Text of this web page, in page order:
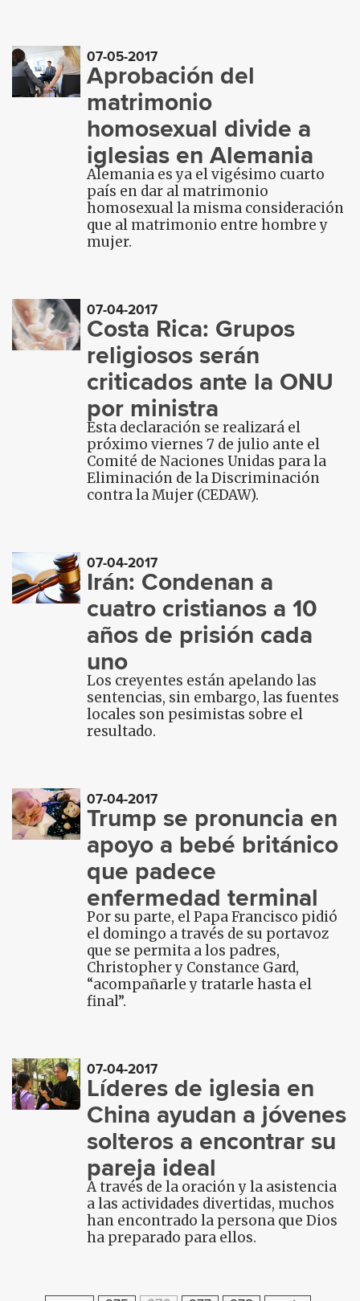
07-05-2017
Aprobación del
matrimonio
homosexual divide a
iglesias en Alemania
Alemania es ya el vigésimo cuarto
país en dar al matrimonio
homosexual la misma consideración
que al matrimonio entre hombre y
mujer.
07-04-2017
Costa Rica: Grupos
religiosos serán
criticados ante la ONU
por ministra
Esta declaración se realizará el
próximo viernes 7 de julio ante el
Comité de Naciones Unidas para la
Eliminación de la Discriminación
contra la Mujer (CEDAW).
07-04-2017
Irán: Condenan a
cuatro cristianos a 10
años de prisión cada
uno
Los creyentes están apelando las
sentencias, sin embargo, las fuentes
locales son pesimistas sobre el
resultado.
07-04-2017
Trump se pronuncia en
apoyo a bebé británico
que padece
enfermedad terminal
Por su parte, el Papa Francisco pidió
el domingo a través de su portavoz
que se permita a los padres,
Christopher y Constance Gard,
“acompañarle y tratarle hasta el
final”.
07-04-2017
Líderes de iglesia en
China ayudan a jóvenes
solteros a encontrar su
pareja ideal
A través de la oración y la asistencia
a las actividades divertidas, muchos
han encontrado la persona que Dios
ha preparado para ellos.